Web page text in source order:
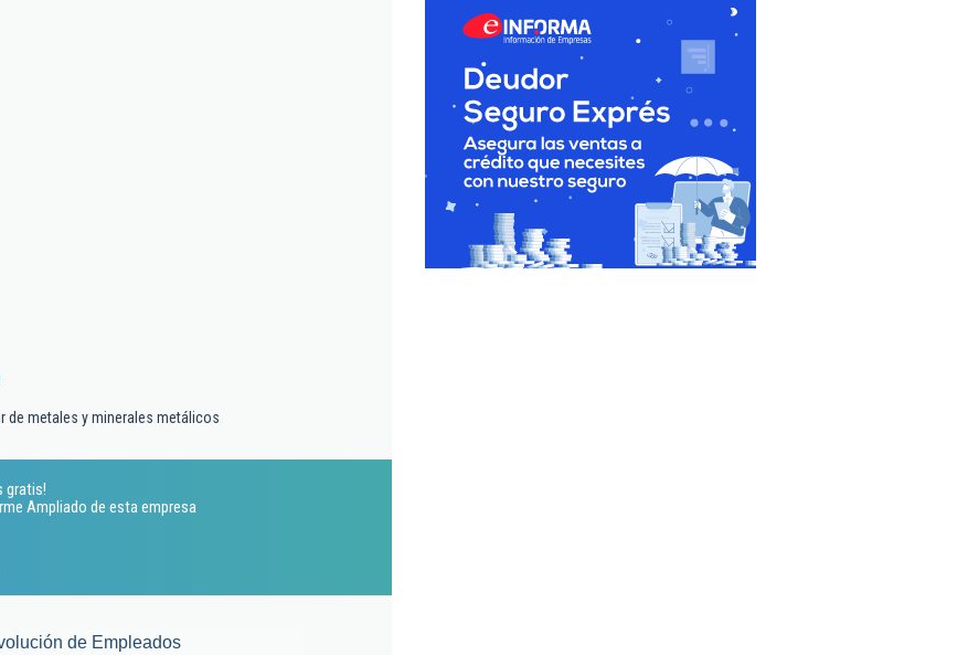
de metales y minerales metálicos
gratis!
Ampliado de esta empresa
de Empleados